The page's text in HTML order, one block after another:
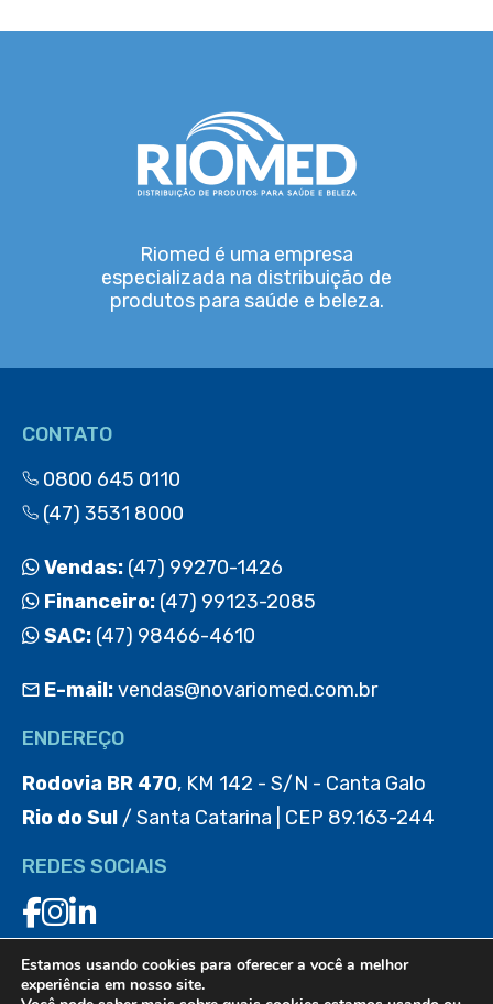
Riomed é uma empresa
especializada na distribuição de
produtos para saúde e beleza.
CONTATO
0800 645 0110
(47) 3531 8000
Vendas: (47) 99270-1426
Financeiro: (47) 99123-2085
SAC: (47) 98466-4610
E-mail:vendas@novariomed.com.br
ENDEREÇO
Rodovia BR 470, KM 142 - S/N - Canta Galo
Rio do Sul / Santa Catarina | CEP 89.163-244
REDES SOCIAIS
BAIXE O APP
Estamos usando cookies para oferecer a você a melhor
experiência em nosso site.